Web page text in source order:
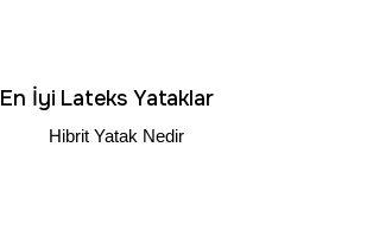
En İyi Lateks Yataklar